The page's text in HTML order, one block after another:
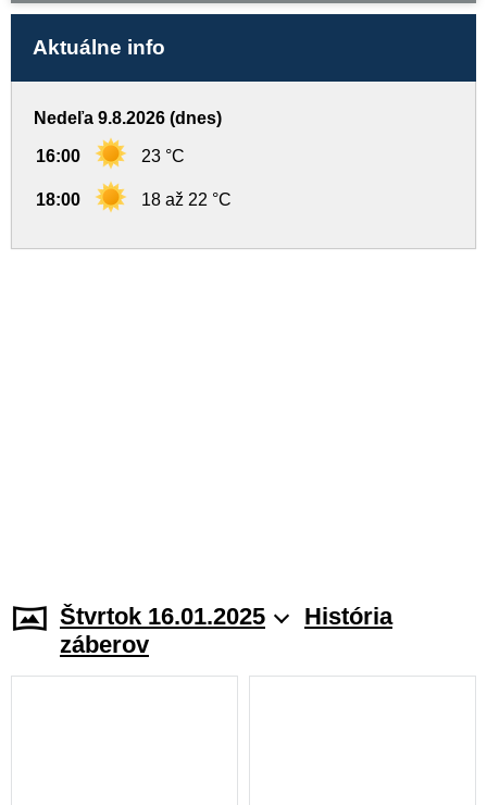
Aktuálne info
Nedeľa 9.8.2026 (dnes)
16:00 23 °C
18:00 18 až 22 °C
Štvrtok 16.01.2025
História
záberov